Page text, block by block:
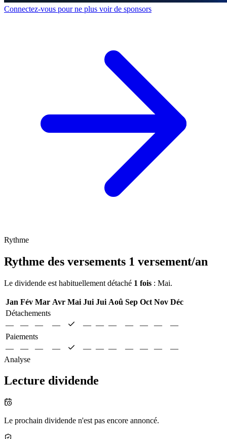
Connectez-vous pour ne plus voir de sponsors
Rythme
Rythme des versements 1 versement/an
Le dividende est habituellement détaché 1 fois : Mai.
Jan Fév Mar Avr Mai Jui Jui Aoû Sep Oct Nov Déc
Détachements
—
— — — — — — — — —
—
Paiements
—
— — — — — — — — —
—
Analyse
Lecture dividende
Le prochain dividende n'est pas encore annoncé.